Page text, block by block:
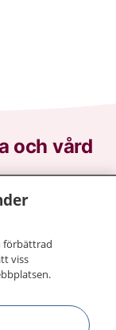
och vård
kontakta.
dina
för
förbättrad
viss